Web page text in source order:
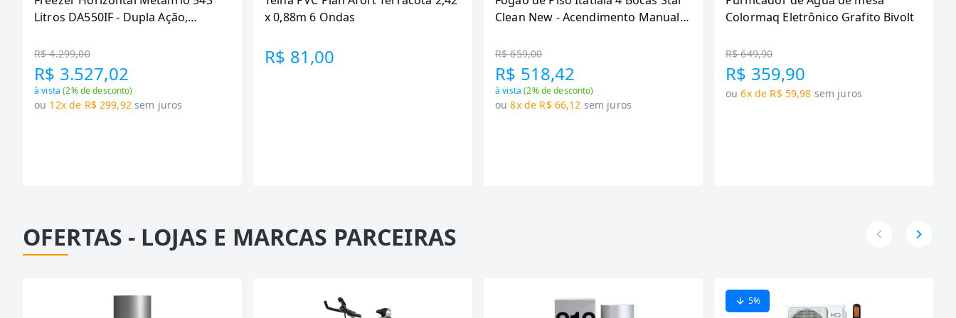
Litros DA550IF - Dupla Ação,
R$ 4.299,00
R$ 3.527,02
à vista(2% de desconto)
ou 12x de R$ 299,92 sem juros
x 0,88m 6 Ondas
R$ 81,00
Clean New - Acendimento Manual,
R$ 659,00
R$ 518,42
à vista(2% de desconto)
ou 8x de R$ 66,12 sem juros
Colormaq Eletrônico Grafito Bivolt
R$ 649,90
R$ 359,90
ou 6x de R$ 59,98 sem juros
OFERTAS - LOJAS E MARCAS PARCEIRAS
5%